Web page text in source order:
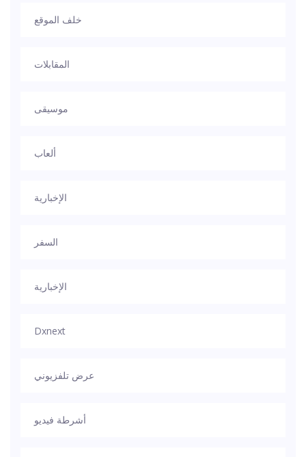
خلف الموقع
المقابلات
موسيقى
ألعاب
الإخبارية
السفر
الإخبارية
Dxnext
عرض تلفزيوني
أشرطة فيديو